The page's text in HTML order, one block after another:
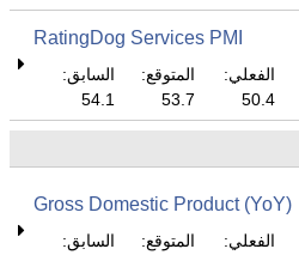
RatingDog Services PMI
الفعلي:
50.4
المتوقع:
53.7
السابق:
54.1
Gross Domestic Product (YoY)
الفعلي:
المتوقع:
السابق: